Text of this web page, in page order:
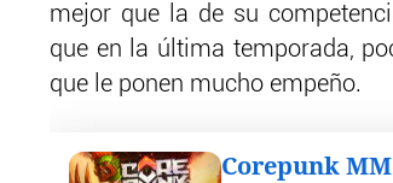
mejor que la de su
que en la última temporada,
que le ponen mucho empeño.
Corepunk